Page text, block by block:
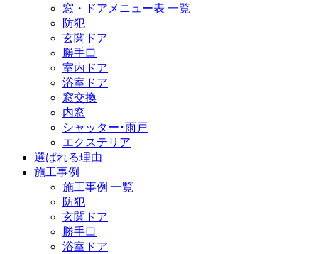
窓・ドアメニュー表 一覧
防犯
玄関ドア
勝手口
室内ドア
浴室ドア
窓交換
内窓
シャッター･雨戸
エクステリア
選ばれる理由
施工事例
施工事例 一覧
防犯
玄関ドア
勝手口
浴室ドア